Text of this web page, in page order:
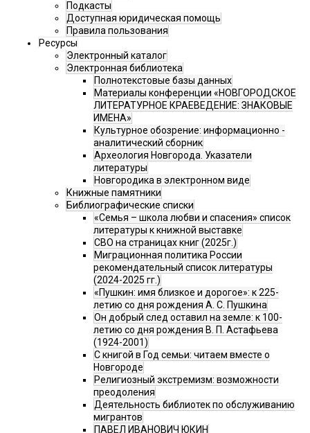
Подкасты
Доступная юридическая помощь
Правила пользования
Ресурсы
Электронный каталог
Электронная библиотека
Полнотекстовые базы данных
Материалы конференции «НОВГОРОДСКОЕ
ЛИТЕРАТУРНОЕ КРАЕВЕДЕНИЕ: ЗНАКОВЫЕ
ИМЕНА»
Культурное обозрение: информационно -
аналитический сборник
Археология Новгорода. Указатели
литературы
Новгородика в электронном виде
Книжные памятники
Библиографические списки
«Семья – школа любви и спасения» список
литературы к книжной выставке
СВО на страницах книг (2025г.)
Миграционная политика России
рекомендательный список литературы
(2024-2025 гг.)
«Пушкин: имя близкое и дорогое»: к 225-
летию со дня рождения А. С. Пушкина
Он добрый след оставил на земле: к 100-
летию со дня рождения В. П. Астафьева
(1924-2001)
С книгой в Год семьи: читаем вместе о
Новгороде
Религиозный экстремизм: возможности
преодоления
Деятельность библиотек по обслуживанию
мигрантов
ПАВЕЛ ИВАНОВИЧ ЮКИН